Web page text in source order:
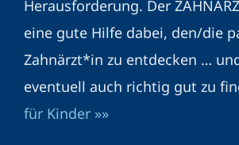
Herausforderung. Der
eine gute Hilfe dabei, den/die
Zahnärzt*in zu entdecken …
eventuell auch richtig gut zu
für Kinder »»